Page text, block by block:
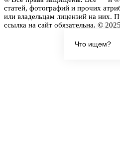
статей, фотографий и прочих
или владельцам лицензий на них.
ссылка на сайт обязательна. ©